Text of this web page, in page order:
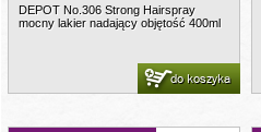
DEPOT No.306 Strong Hairspray
mocny lakier nadający objętość 400ml
do koszyka